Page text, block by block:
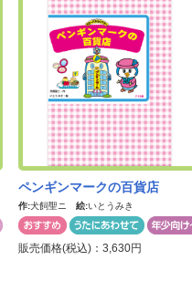
ペンギンマークの百貨店
作:犬飼聖ニ 絵:いとうみき
販売価格(税込)：3,630円